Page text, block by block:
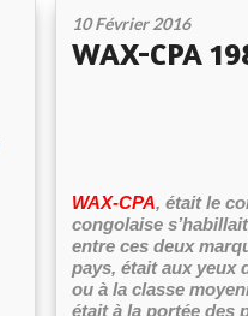
10 Février 2016
WAX-CPA
WAX-CPA, était le
congolaise
entre ces deux
pays, était aux yeux
ou à la classe
était à la portée des